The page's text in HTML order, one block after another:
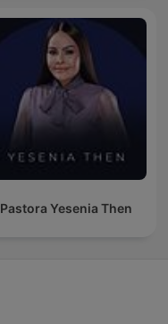
Pastora Yesenia Then